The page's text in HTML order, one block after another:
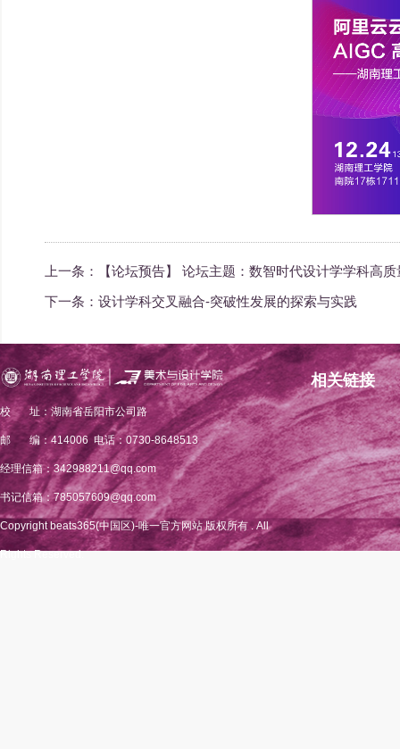
上一条：
【论坛预告】 论坛主题：数智时代设计学学科高
下一条： 设计学科交叉融合-突破性发展的探索与实践
校 址：湖南省岳阳市公司路
邮 编：414006 电话：0730-8648513
经理信箱：342988211@qq.com
书记信箱：785057609@qq.com
Copyright beats365(中国区)-唯一官方网站 版权所有 . All
Rights Reserved.
相关链接